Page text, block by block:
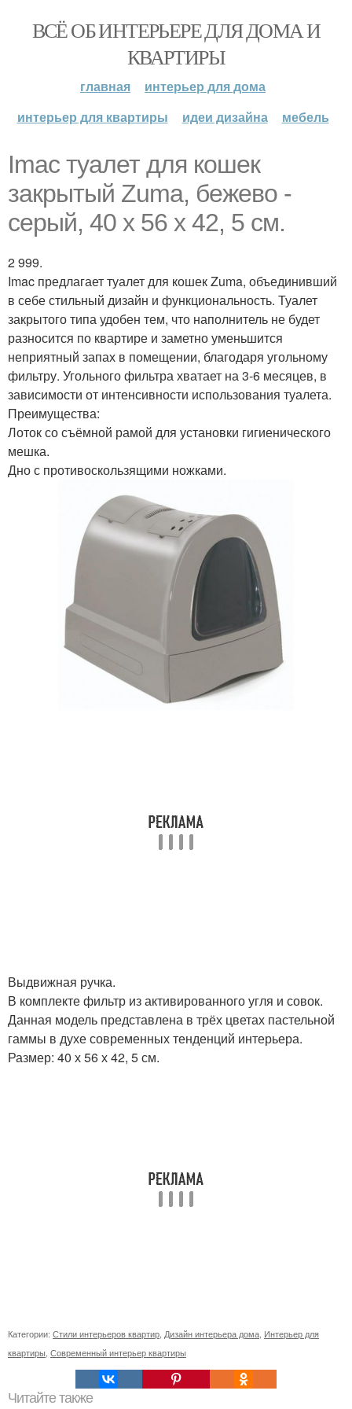
ВСЁ ОБ ИНТЕРЬЕРЕ ДЛЯ ДОМА И
КВАРТИРЫ
главная
интерьер для дома
интерьер для квартиры
идеи дизайна мебель
Imac туалет для кошек
закрытый Zuma, бежево -
серый, 40 х 56 х 42, 5 см.
2 999.
Imac предлагает туалет для кошек Zuma, объединивший
в себе стильный дизайн и функциональность. Туалет
закрытого типа удобен тем, что наполнитель не будет
разносится по квартире и заметно уменьшится
неприятный запах в помещении, благодаря угольному
фильтру. Угольного фильтра хватает на 3-6 месяцев, в
зависимости от интенсивности использования туалета.
Преимущества:
Лоток со съёмной рамой для установки гигиенического
мешка.
Дно с противоскользящими ножками.
Выдвижная ручка.
В комплекте фильтр из активированного угля и совок.
Данная модель представлена в трёх цветах пастельной
гаммы в духе современных тенденций интерьера.
Размер: 40 х 56 х 42, 5 см.
Категории: Стили интерьеров квартир, Дизайн интерьера дома, Интерьер для
квартиры, Современный интерьер квартиры
Читайте также